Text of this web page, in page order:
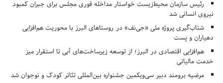
رئیس سازمان محیط‌زیست خواستار مداخله فوری مجلس برای جبران کمبود
نیروی انسانی شد
شتاب‌گیری پروژه ملی «جی‌نف» در روستاهای البرز با محوریت هم‌افزایی
دهیاران و پست
هم‌افزایی اقتصادی در البرز؛ از توسعه زیرساخت‌های آبی تا استقرار میز
خدمت مالیاتی
مرضیه برومند دبیر سی‌ویکمین جشنواره بین‌المللی تئاتر کودک و نوجوان شد